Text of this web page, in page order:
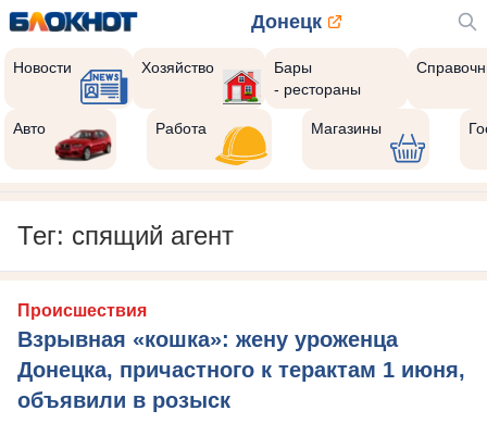
Донецк
Новости Хозяйство
Бары
- рестораны
Авто Работа Магазины
Тег: спящий агент
Происшествия
Взрывная «кошка»: жену уроженца
Донецка, причастного к терактам 1 июня,
объявили в розыск